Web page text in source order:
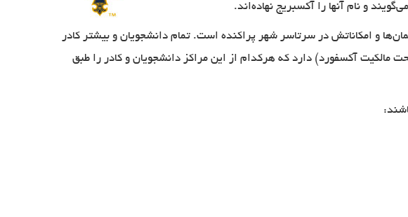
و نام آنها را آکسبریج نهاده‌اند.
و امکاناتش در سرتاسر شهر پراکنده است. تمام دانشجویان و بیشتر کادر
باشند. دانشگاه آکسفورد ۳۸ دانشکده مختلف و ۶ مؤسسه آموزشی (تحت مالکیت آکسفورد) دارد که هرکدام از این مراکز دانشجویان و کادر را طبق